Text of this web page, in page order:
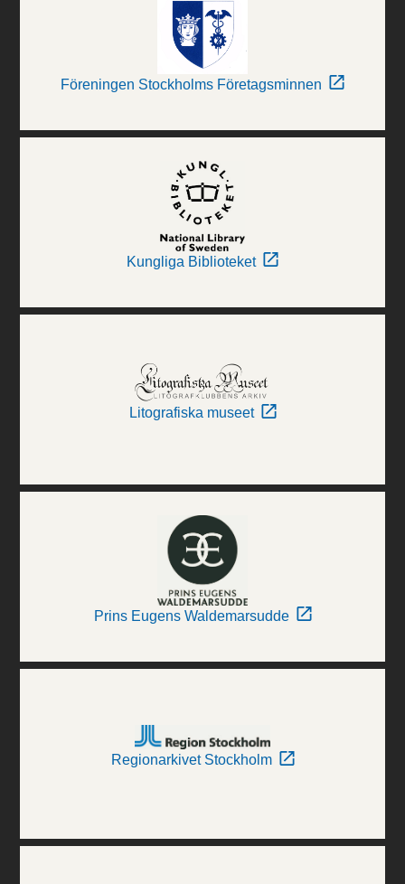
Föreningen Stockholms Företagsminnen
Kungliga Biblioteket
Litografiska museet
Prins Eugens Waldemarsudde
Regionarkivet Stockholm